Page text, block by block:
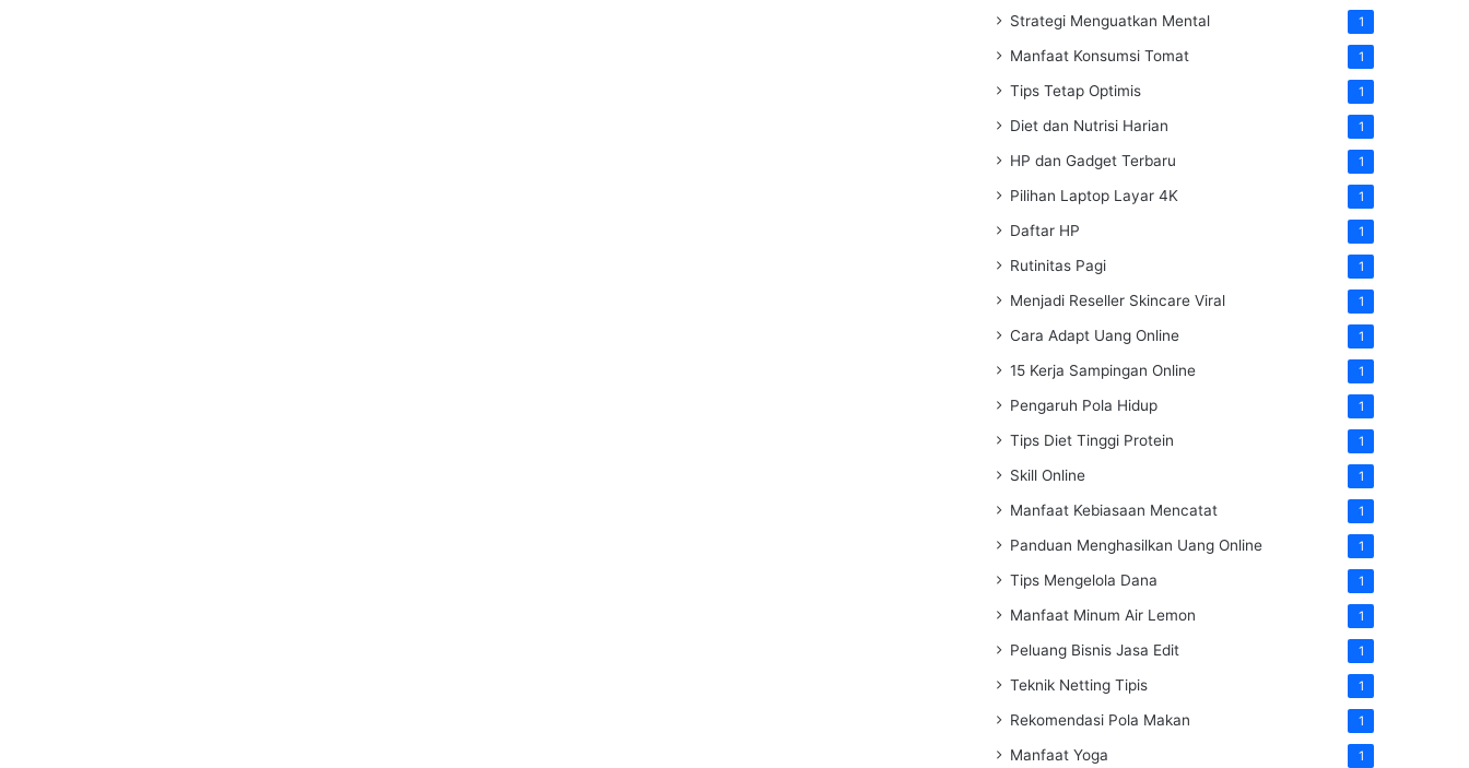
Strategi Menguatkan Mental 1
Manfaat Konsumsi Tomat 1
Tips Tetap Optimis 1
Diet dan Nutrisi Harian 1
HP dan Gadget Terbaru 1
Pilihan Laptop Layar 4K 1
Daftar HP 1
Rutinitas Pagi 1
Menjadi Reseller Skincare Viral 1
Cara Adapt Uang Online 1
15 Kerja Sampingan Online 1
Pengaruh Pola Hidup 1
Tips Diet Tinggi Protein 1
Skill Online 1
Manfaat Kebiasaan Mencatat 1
Panduan Menghasilkan Uang Online 1
Tips Mengelola Dana 1
Manfaat Minum Air Lemon 1
Peluang Bisnis Jasa Edit 1
Teknik Netting Tipis 1
Rekomendasi Pola Makan 1
Manfaat Yoga 1